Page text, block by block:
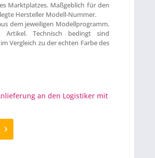
Marktplatzes. Maßgeblich für den
Hersteller Modell-Nummer.
dem jeweiligen Modellprogramm.
Technisch bedingt sind
Vergleich zu der echten Farbe des
an den Logistiker mit